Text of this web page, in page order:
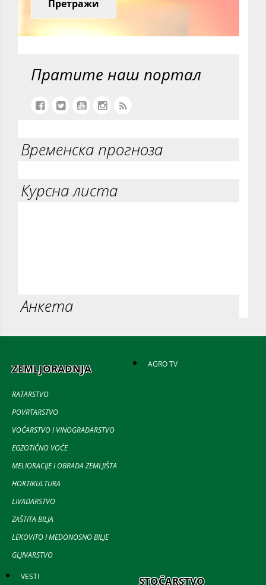
Претражи
Пратите наш портал
Временска прогноза
Курсна листа
Анкета
ZEMLJORADNJA
RATARSTVO
POVRTARSTVO
VOĆARSTVO I VINOGRADARSTVO
EGZOTIČNO VOĆE
MELIORACIJE I OBRADA ZEMLJIŠTA
HORTIKULTURA
LIVADARSTVO
ZAŠTITA BILJA
LEKOVITO I MEDONOSNO BILJE
GLJIVARSTVO
AGRO TV
VESTI STOČARSTVO